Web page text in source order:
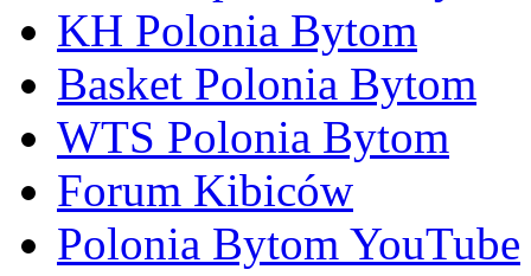
KH Polonia Bytom
Basket Polonia Bytom
WTS Polonia Bytom
Forum Kibiców
Polonia Bytom YouTube